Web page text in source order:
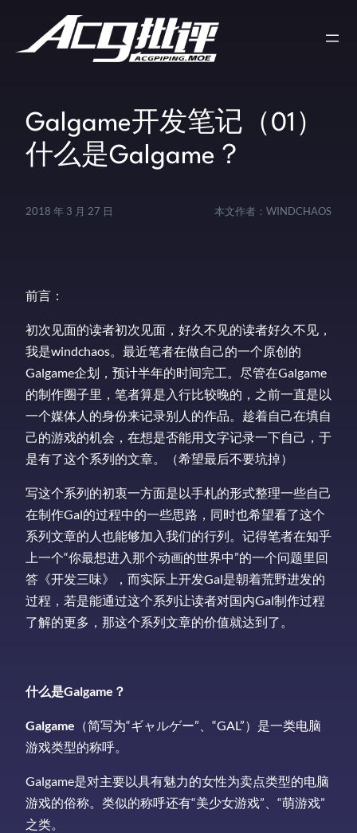
Galgame开发笔记（01）
什么是Galgame？
2018 年 3 月 27 日 本文作者： WINDCHAOS
前言：
初次见面的读者初次见面，好久不见的读者好久不见，
我是windchaos。最近笔者在做自己的一个原创的
Galgame企划，预计半年的时间完工。尽管在Galgame
的制作圈子里，笔者算是入行比较晚的，之前一直是以
一个媒体人的身份来记录别人的作品。趁着自己在填自
己的游戏的机会，在想是否能用文字记录一下自己，于
是有了这个系列的文章。（希望最后不要坑掉）
写这个系列的初衷一方面是以手札的形式整理一些自己
在制作Gal的过程中的一些思路，同时也希望看了这个
系列文章的人也能够加入我们的行列。记得笔者在知乎
上一个“你最想进入那个动画的世界中”的一个问题里回
答《开发三味》，而实际上开发Gal是朝着荒野进发的
过程，若是能通过这个系列让读者对国内Gal制作过程
了解的更多，那这个系列文章的价值就达到了。
什么是Galgame？
Galgame （简写为“ギャルゲー”、“GAL”）是一类电脑
游戏类型的称呼。
Galgame是对主要以具有魅力的女性为卖点类型的电脑
游戏的俗称。类似的称呼还有“美少女游戏”、“萌游戏”
之类。